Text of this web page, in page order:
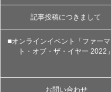
記事投稿につきまして
■オンラインイベント「ファーマ
ト・オブ・ザ・イヤー 2022」
お問い合わせ